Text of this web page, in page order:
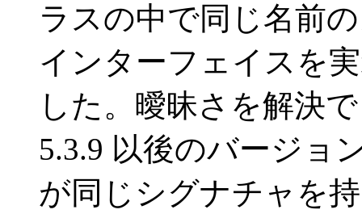
ラスの中で同じ名前
インターフェイスを
した。曖昧さを解決
5.3.9 以後のバージョ
が同じシグナチャを